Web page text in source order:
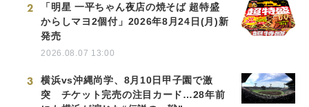
2
「明星 一平ちゃん夜店の焼そば 超特盛
からしマヨ2個付」2026年8月24日(月)新
発売
2026.08.07 13:00
3
横浜vs沖縄尚学、8月10日甲子園で激
突 チケット完売の注目カード…28年前